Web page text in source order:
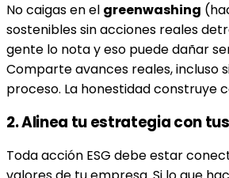
No caigas en el greenwashing
sostenibles sin acciones reales
gente lo nota y eso puede dañar
Comparte avances reales, incluso
proceso. La honestidad construye
2. Alinea tu estrategia con
Toda acción ESG debe estar